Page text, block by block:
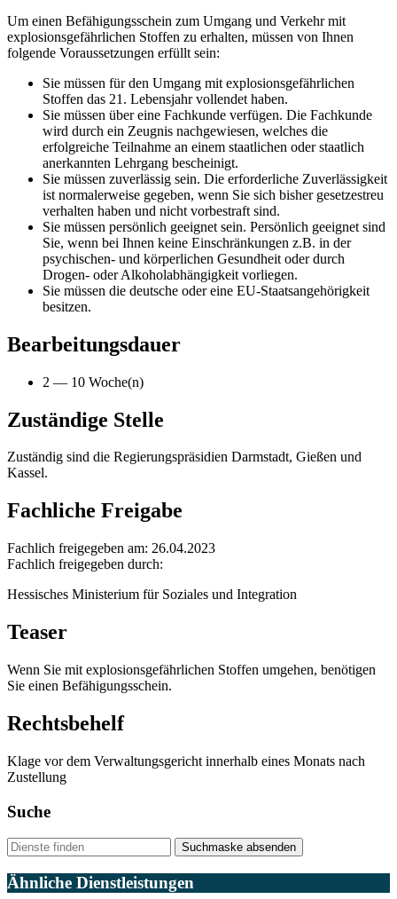
Um einen Befähigungsschein zum Umgang und Verkehr mit
explosionsgefährlichen Stoffen zu erhalten, müssen von Ihnen
folgende Voraussetzungen erfüllt sein:
Sie müssen für den Umgang mit explosionsgefährlichen
Stoffen das 21. Lebensjahr vollendet haben.
Sie müssen über eine Fachkunde verfügen. Die Fachkunde
wird durch ein Zeugnis nachgewiesen, welches die
erfolgreiche Teilnahme an einem staatlichen oder staatlich
anerkannten Lehrgang bescheinigt.
Sie müssen zuverlässig sein. Die erforderliche Zuverlässigkeit
ist normalerweise gegeben, wenn Sie sich bisher gesetzestreu
verhalten haben und nicht vorbestraft sind.
Sie müssen persönlich geeignet sein. Persönlich geeignet sind
Sie, wenn bei Ihnen keine Einschränkungen z.B. in der
psychischen- und körperlichen Gesundheit oder durch
Drogen- oder Alkoholabhängigkeit vorliegen.
Sie müssen die deutsche oder eine EU-Staatsangehörigkeit
besitzen.
Bearbeitungsdauer
2 — 10 Woche(n)
Zuständige Stelle
Zuständig sind die Regierungspräsidien Darmstadt, Gießen und
Kassel.
Fachliche Freigabe
Fachlich freigegeben am: 26.04.2023
Fachlich freigegeben durch:
Hessisches Ministerium für Soziales und Integration
Teaser
Wenn Sie mit explosionsgefährlichen Stoffen umgehen, benötigen
Sie einen Befähigungsschein.
Rechtsbehelf
Klage vor dem Verwaltungsgericht innerhalb eines Monats nach
Zustellung
Suche
Suchmaske absenden
Ähnliche Dienstleistungen